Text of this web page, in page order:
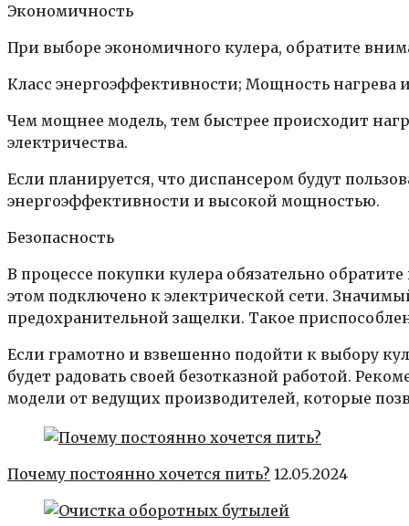
Экономичность
При выборе экономичного кулера, обратите
Класс энергоэффективности; Мощность нагрева
Чем мощнее модель, тем быстрее происходит
электричества.
Если планируется, что диспансером будут
энергоэффективности и высокой мощностью.
Безопасность
В процессе покупки кулера обязательно
этом подключено к электрической сети.
предохранительной защелки. Такое
Если грамотно и взвешенно подойти к выбору
будет радовать своей безотказной работой.
модели от ведущих производителей, которые
Почему постоянно хочется пить? 12.05.2024